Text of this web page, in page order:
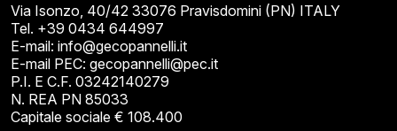
Via Isonzo, 40/42 33076 Pravisdomini (PN) ITALY
Tel. +39 0434 644997
E-mail: info@gecopannelli.it
E-mail PEC: gecopannelli@pec.it
P.I. E C.F. 03242140279
N. REA PN 85033
Capitale sociale € 108.400